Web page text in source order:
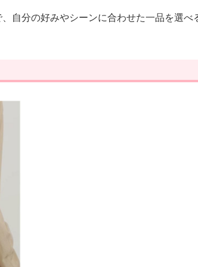
自分の好みやシーンに合わせた一品を選べ